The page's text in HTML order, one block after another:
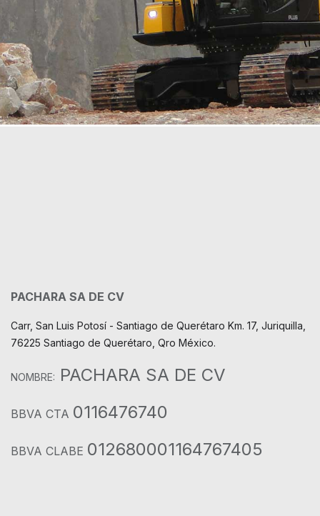
PACHARA SA DE CV
Carr, San Luis Potosí - Santiago de Querétaro Km. 17, Juriquilla,
76225 Santiago de Querétaro, Qro México.
NOMBRE: PACHARA SA DE CV
BBVA CTA 0116476740
BBVA CLABE 012680001164767405